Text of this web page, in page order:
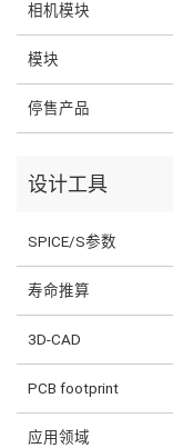
相机模块
模块
停售产品
设计工具
SPICE/S参数
寿命推算
3D-CAD
PCB footprint
应用领域